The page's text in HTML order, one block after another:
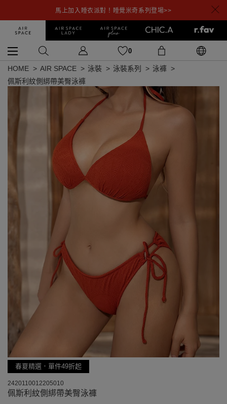
馬上加入睡衣派對！睡覺米奇系列登場>>
0
HOME AIR SPACE 泳裝 泳裝系列
泳褲
佩斯利紋側綁帶美臀泳褲
春夏精選．單件49折起
2420110012205010
佩斯利紋側綁帶美臀泳褲